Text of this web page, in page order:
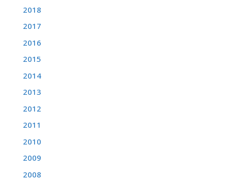
2018
2017
2016
2015
2014
2013
2012
2011
2010
2009
2008